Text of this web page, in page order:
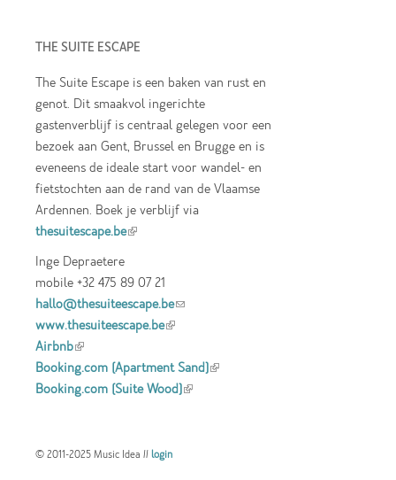
THE SUITE ESCAPE
The Suite Escape is een baken van rust en
genot. Dit smaakvol ingerichte
gastenverblijf is centraal gelegen voor een
bezoek aan Gent, Brussel en Brugge en is
eveneens de ideale start voor wandel- en
fietstochten aan de rand van de Vlaamse
Ardennen. Boek je verblijf via
thesuitescape.be(link is external)
Inge Depraetere
mobile +32 475 89 07 21
hallo@thesuiteescape.be(link sends e-mail)
www.thesuiteescape.be(link is external)
Airbnb(link is external)
Booking.com (Apartment Sand)(link is
Booking.com (Suite Wood)(link is external)
© 2011-2025 Music Idea //login